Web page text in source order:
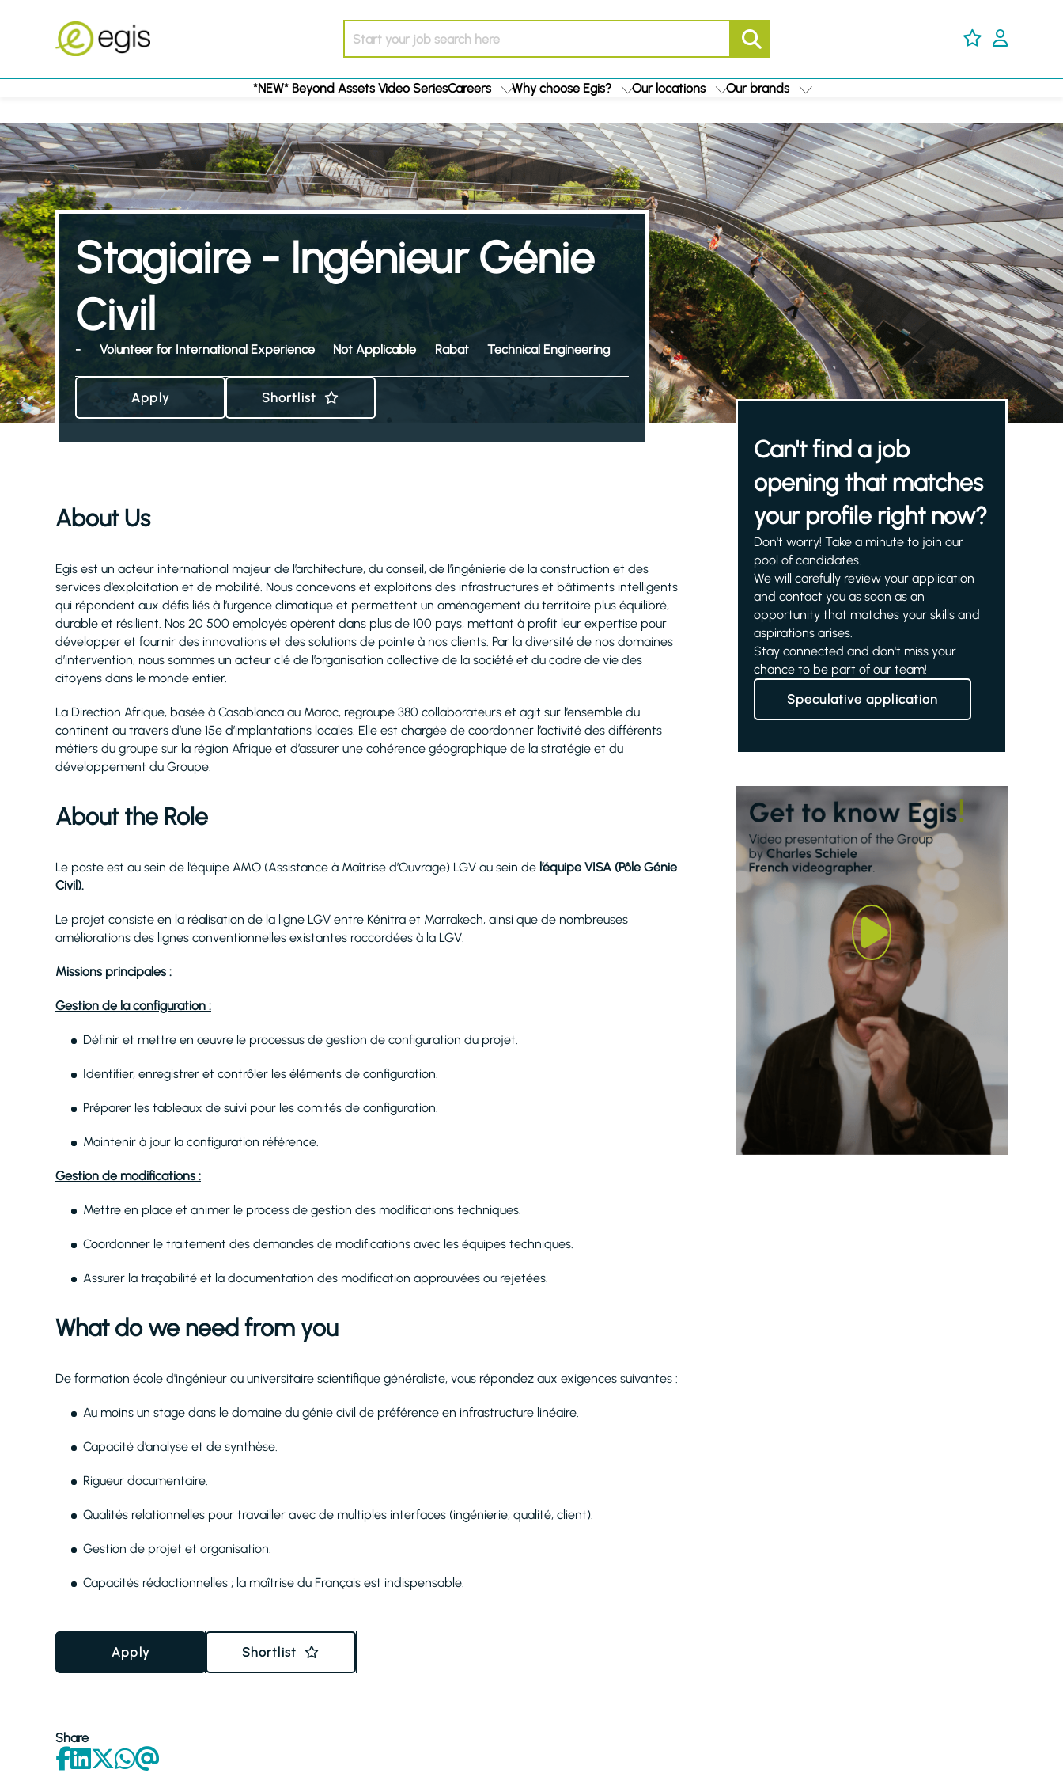
*NEW* Beyond Assets Video SeriesCareers Why choose Egis? Our locations Our brands
Stagiaire - Ingénieur Génie
Civil
- Volunteer for International Experience Not Applicable Rabat Technical Engineering
Apply Shortlist
About Us
Egis est un acteur international majeur de l’architecture, du conseil, de l’ingénierie de la construction et des
services d’exploitation et de mobilité. Nous concevons et exploitons des infrastructures et bâtiments intelligents
qui répondent aux défis liés à l’urgence climatique et permettent un aménagement du territoire plus équilibré,
durable et résilient. Nos 20 500 employés opèrent dans plus de 100 pays, mettant à profit leur expertise pour
développer et fournir des innovations et des solutions de pointe à nos clients. Par la diversité de nos domaines
d’intervention, nous sommes un acteur clé de l’organisation collective de la société et du cadre de vie des
citoyens dans le monde entier.
La Direction Afrique, basée à Casablanca au Maroc, regroupe 380 collaborateurs et agit sur l’ensemble du
continent au travers d’une 15e d’implantations locales. Elle est chargée de coordonner l’activité des différents
métiers du groupe sur la région Afrique et d’assurer une cohérence géographique de la stratégie et du
développement du Groupe.
About the Role
Le poste est au sein de l’équipe AMO (Assistance à Maîtrise d’Ouvrage) LGV au sein de l’équipe VISA (Pôle Génie
Civil).
Le projet consiste en la réalisation de la ligne LGV entre Kénitra et Marrakech, ainsi que de nombreuses
améliorations des lignes conventionnelles existantes raccordées à la LGV.
Missions principales :
Gestion de la configuration :
Définir et mettre en œuvre le processus de gestion de configuration du projet.
Identifier, enregistrer et contrôler les éléments de configuration.
Préparer les tableaux de suivi pour les comités de configuration.
Maintenir à jour la configuration référence.
Gestion de modifications :
Mettre en place et animer le process de gestion des modifications techniques.
Coordonner le traitement des demandes de modifications avec les équipes techniques.
Assurer la traçabilité et la documentation des modification approuvées ou rejetées.
What do we need from you
De formation école d'ingénieur ou universitaire scientifique généraliste, vous répondez aux exigences suivantes :
Au moins un stage dans le domaine du génie civil de préférence en infrastructure linéaire.
Capacité d’analyse et de synthèse.
Rigueur documentaire.
Qualités relationnelles pour travailler avec de multiples interfaces (ingénierie, qualité, client).
Gestion de projet et organisation.
Capacités rédactionnelles ; la maîtrise du Français est indispensable.
Apply Shortlist
Share
Can't find a job
opening that matches
your profile right now?
Don't worry! Take a minute to join our
pool of candidates.
We will carefully review your application
and contact you as soon as an
opportunity that matches your skills and
aspirations arises.
Stay connected and don't miss your
chance to be part of our team!
Speculative application